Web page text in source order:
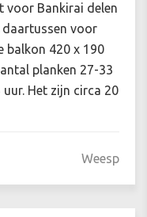
voor Bankirai delen
voor
balkon 420 x 190
planken 27-33
Het zijn circa 20
Weesp